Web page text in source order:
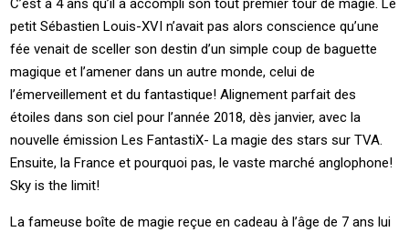
C’est à 4 ans qu’il a accompli son tout premier tour de magie. Le
petit Sébastien Louis-XVI n’avait pas alors conscience qu’une
fée venait de sceller son destin d’un simple coup de baguette
magique et l’amener dans un autre monde, celui de
l’émerveillement et du fantastique! Alignement parfait des
étoiles dans son ciel pour l’année 2018, dès janvier, avec la
nouvelle émission Les FantastiX- La magie des stars sur TVA.
Ensuite, la France et pourquoi pas, le vaste marché anglophone!
Sky is the limit!
La fameuse boîte de magie reçue en cadeau à l’âge de 7 ans lui